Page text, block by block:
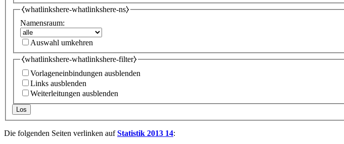
⧼whatlinkshere-whatlinkshere-ns⧽
Namensraum:
Auswahl umkehren
⧼whatlinkshere-whatlinkshere-filter⧽
Vorlageneinbindungen ausblenden
Links ausblenden
Weiterleitungen ausblenden
Los
Die folgenden Seiten verlinken aufStatistik 2013 14: